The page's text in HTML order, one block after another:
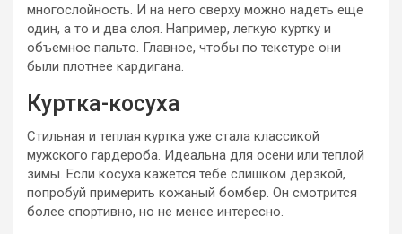
многослойность. И на него сверху можно надеть еще
один, а то и два слоя. Например, легкую куртку и
объемное пальто. Главное, чтобы по текстуре они
были плотнее кардигана.
Куртка-косуха
Стильная и теплая куртка уже стала классикой
мужского гардероба. Идеальна для осени или теплой
зимы. Если косуха кажется тебе слишком дерзкой,
попробуй примерить кожаный бомбер. Он смотрится
более спортивно, но не менее интересно.